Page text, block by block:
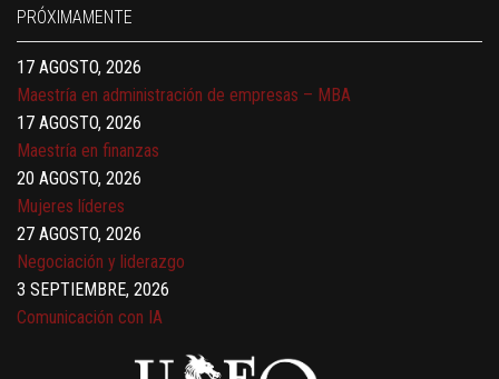
PRÓXIMAMENTE
17 AGOSTO, 2026
Gerencia de empresas familiares
17 AGOSTO, 2026
Maestría en administración de empresas – MBA
17 AGOSTO, 2026
Maestría en finanzas
20 AGOSTO, 2026
Mujeres líderes
27 AGOSTO, 2026
Negociación y liderazgo
3 SEPTIEMBRE, 2026
Comunicación con IA
Gobernanza de datos